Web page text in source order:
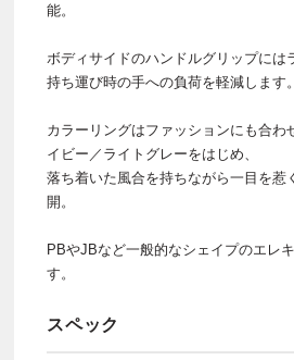
能。
ボディサイドのハンドルグリップには
持ち運び時の手への負荷を軽減します。
カラーリングはファッションにも合わ
イビー／ライトグレーをはじめ、
落ち着いた風合を持ちながら一目を惹
開。
PBやJBなど一般的なシェイプのエレ
す。
スペック